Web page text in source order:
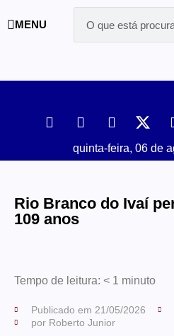
MENU
quinta-feira, 06 de
Rio Branco do Ivaí
109 anos
Tempo de leitura: < 1 minuto
Publicado em 21/05/2026
por Roberto Junior